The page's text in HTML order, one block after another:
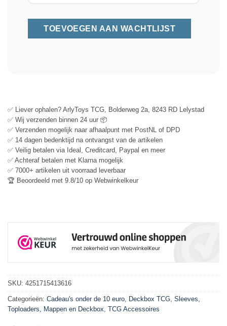
✅ Liever ophalen? ArlyToys TCG, Bolderweg 2a, 8243 RD Lelystad
✅ Wij verzenden binnen 24 uur 📦
✅ Verzenden mogelijk naar afhaalpunt met PostNL of DPD
✅ 14 dagen bedenktijd na ontvangst van de artikelen
✅ Veilig betalen via Ideal, Creditcard, Paypal en meer
✅ Achteraf betalen met Klarna mogelijk
✅ 7000+ artikelen uit voorraad leverbaar
🏆 Beoordeeld met 9.8/10 op Webwinkelkeur
SKU: 4251715413616
Categorieën: Cadeau's onder de 10 euro, Deckbox TCG, Sleeves,
Toploaders, Mappen en Deckbox, TCG Accessoires